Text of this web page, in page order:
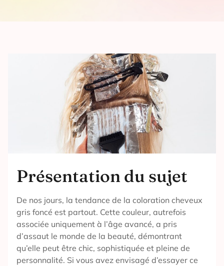
Présentation du sujet
De nos jours, la tendance de la coloration cheveux
gris foncé est partout. Cette couleur, autrefois
associée uniquement à l’âge avancé, a pris
d’assaut le monde de la beauté, démontrant
qu’elle peut être chic, sophistiquée et pleine de
personnalité. Si vous avez envisagé d’essayer ce